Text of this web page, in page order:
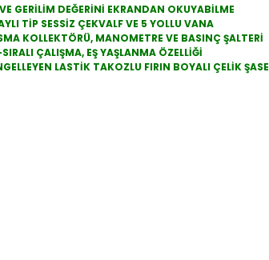
GERİLİM DEĞERİNİ EKRANDAN OKUYABİLME
TİP SESSİZ ÇEKVALF VE 5 YOLLU VANA
KOLLEKTÖRÜ, MANOMETRE VE BASINÇ ŞALTERİ
ÇALIŞMA, EŞ YAŞLANMA ÖZELLİĞİ
LASTİK TAKOZLU FIRIN BOYALI ÇELİK ŞASE